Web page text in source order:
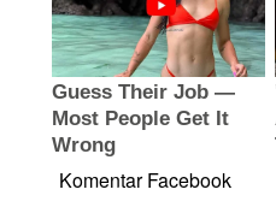
Komentar Facebook